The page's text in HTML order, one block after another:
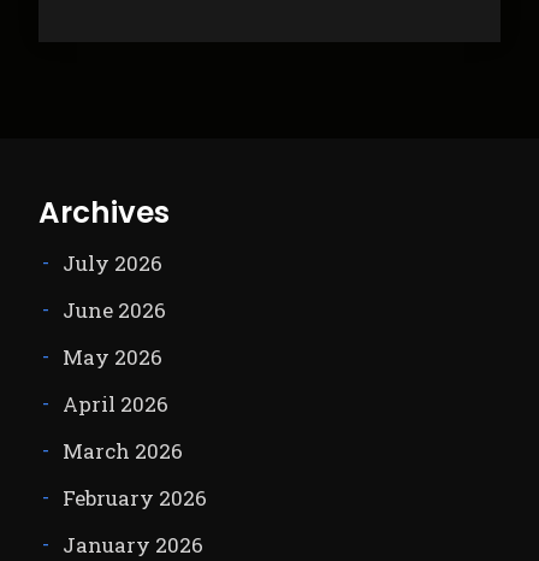
Archives
July 2026
June 2026
May 2026
April 2026
March 2026
February 2026
January 2026